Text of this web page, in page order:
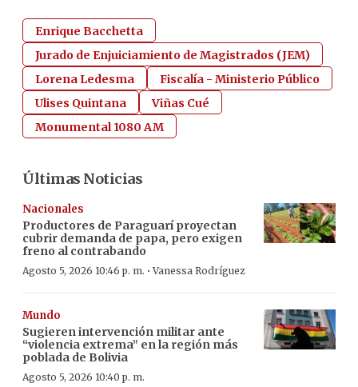
Enrique Bacchetta
Jurado de Enjuiciamiento de Magistrados (JEM)
Lorena Ledesma
Fiscalía - Ministerio Público
Ulises Quintana
Viñas Cué
Monumental 1080 AM
Últimas Noticias
Nacionales
Productores de Paraguarí proyectan
cubrir demanda de papa, pero exigen
freno al contrabando
Agosto 5, 2026 10:46 p. m. ·Vanessa Rodríguez
Mundo
Sugieren intervención militar ante
“violencia extrema” en la región más
poblada de Bolivia
Agosto 5, 2026 10:40 p. m.